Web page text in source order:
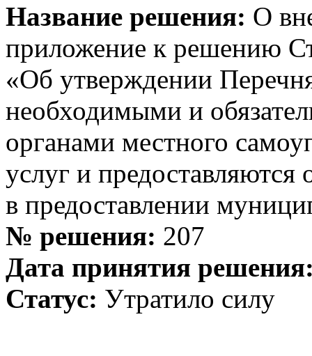
Название решения: О
приложение к решению
«Об утверждении
необходимыми и
органами местного
услуг и
в предоставлении
№ решения: 207
Дата принятия
Статус: Утратило силу